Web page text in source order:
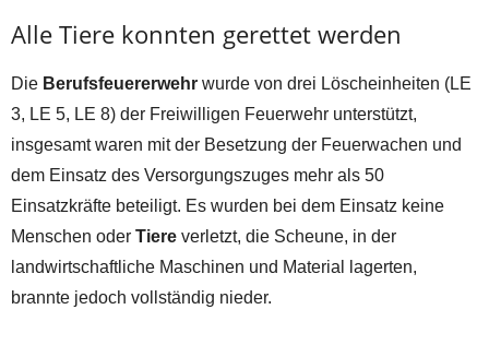
Alle Tiere konnten gerettet werden
Die Berufsfeuererwehr wurde von drei Löscheinheiten (LE
3, LE 5, LE 8) der Freiwilligen Feuerwehr unterstützt,
insgesamt waren mit der Besetzung der Feuerwachen und
dem Einsatz des Versorgungszuges mehr als 50
Einsatzkräfte beteiligt. Es wurden bei dem Einsatz keine
Menschen oder Tiere verletzt, die Scheune, in der
landwirtschaftliche Maschinen und Material lagerten,
brannte jedoch vollständig nieder.